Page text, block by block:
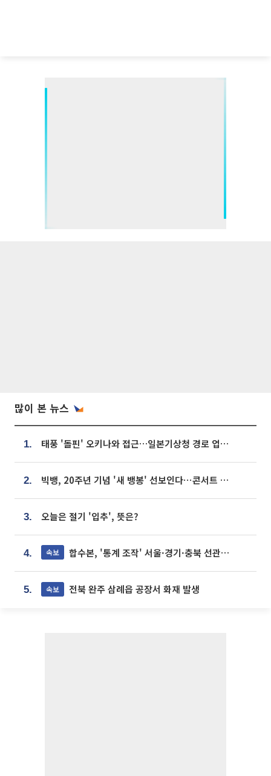
많이 본 뉴스
1. 태풍 '돌핀' 오키나와 접근…일본기상청 경로 업데이트
2. 빅뱅, 20주년 기념 '새 뱅봉' 선보인다⋯콘서트 앞두고 팝업 개최
3. 오늘은 절기 '입추', 뜻은?
4. 속보 합수본, '통계 조작' 서울·경기·충북 선관위 등 추가 압수수색
5. 속보 전북 완주 삼례읍 공장서 화재 발생